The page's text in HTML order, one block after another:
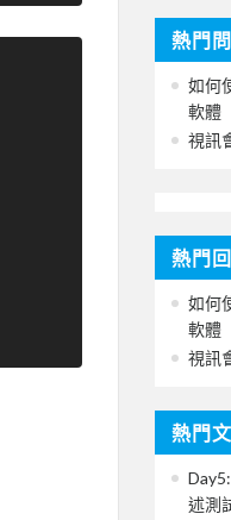
熱門
如何
軟體
視訊
熱門
如何
軟體
視訊
熱門
述測